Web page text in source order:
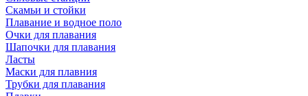
Скамьи и стойки
Плавание и водное поло
Очки для плавания
Шапочки для плавания
Ласты
Маски для плавния
Трубки для плавания